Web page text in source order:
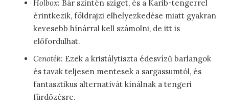
Holbox: Bár szintén sziget, és a Karib-tengerrel
érintkezik, földrajzi elhelyezkedése miatt gyakran
kevesebb hínárral kell számolni, de itt is
előfordulhat.
Cenoték: Ezek a kristálytiszta édesvízű barlangok
és tavak teljesen mentesek a sargassumtól, és
fantasztikus alternatívát kínálnak a tengeri
fürdőzésre.